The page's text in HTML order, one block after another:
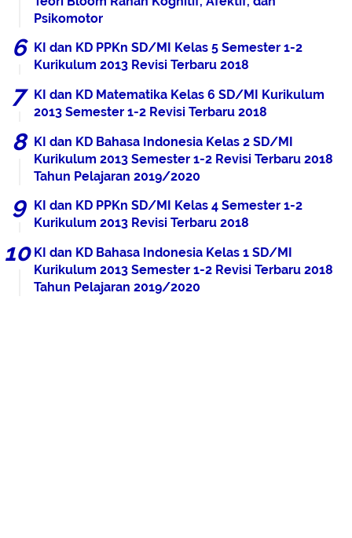
Psikomotor
KI dan KD PPKn SD/MI Kelas 5 Semester 1-2
Kurikulum 2013 Revisi Terbaru 2018
KI dan KD Matematika Kelas 6 SD/MI Kurikulum
2013 Semester 1-2 Revisi Terbaru 2018
KI dan KD Bahasa Indonesia Kelas 2 SD/MI
Kurikulum 2013 Semester 1-2 Revisi Terbaru 2018
Tahun Pelajaran 2019/2020
KI dan KD PPKn SD/MI Kelas 4 Semester 1-2
Kurikulum 2013 Revisi Terbaru 2018
KI dan KD Bahasa Indonesia Kelas 1 SD/MI
Kurikulum 2013 Semester 1-2 Revisi Terbaru 2018
Tahun Pelajaran 2019/2020